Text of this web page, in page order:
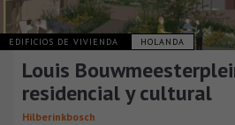
EDIFICIOS DE VIVIENDA HOLANDA
Louis
residencial y cultural
Hilberinkbosch